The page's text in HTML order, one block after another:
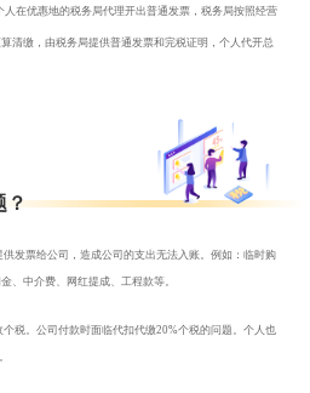
在优惠地的税务局代理开出普通发票，税务局按照经营
清缴，由税务局提供普通发票和完税证明，个人代开总
？
发票给公司，造成公司的支出无法入账。例如：临时购
、中介费、网红提成、工程款等。
税。公司付款时面临代扣代缴20%个税的问题。个人也